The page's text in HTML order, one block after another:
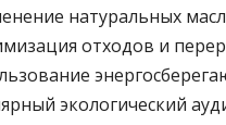
натуральных
отходов и
экологический